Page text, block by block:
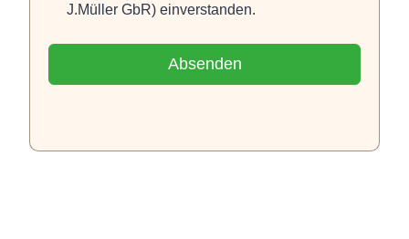
J.Müller GbR) einverstanden.
Absenden